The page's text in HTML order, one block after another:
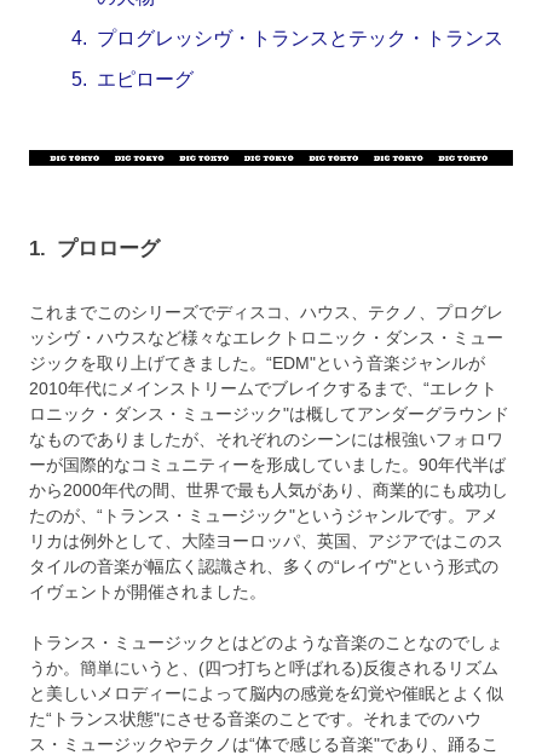
4. プログレッシヴ・トランスとテック・トランス
5. エピローグ
1. プロローグ
これまでこのシリーズでディスコ、ハウス、テクノ、プログレ
ッシヴ・ハウスなど様々なエレクトロニック・ダンス・ミュー
ジックを取り上げてきました。“EDM"という音楽ジャンルが
2010年代にメインストリームでブレイクするまで、“エレクト
ロニック・ダンス・ミュージック"は概してアンダーグラウンド
なものでありましたが、それぞれのシーンには根強いフォロワ
ーが国際的なコミュニティーを形成していました。90年代半ば
から2000年代の間、世界で最も人気があり、商業的にも成功し
たのが、“トランス・ミュージック"というジャンルです。アメ
リカは例外として、大陸ヨーロッパ、英国、アジアではこのス
タイルの音楽が幅広く認識され、多くの“レイヴ"という形式の
イヴェントが開催されました。
トランス・ミュージックとはどのような音楽のことなのでしょ
うか。簡単にいうと、(四つ打ちと呼ばれる)反復されるリズム
と美しいメロディーによって脳内の感覚を幻覚や催眠とよく似
た“トランス状態"にさせる音楽のことです。それまでのハウ
ス・ミュージックやテクノは“体で感じる音楽"であり、踊るこ